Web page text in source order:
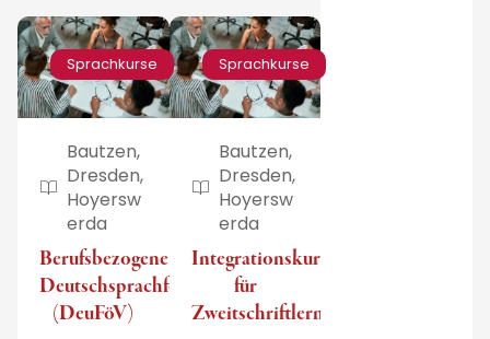
Sprachkurse
Bautzen,
Dresden,
Hoyersw
erda
Berufsbezogene
Deutschsprachförderung
(DeuFöV)
Sprachkurse
Bautzen,
Dresden,
Hoyersw
erda
Integrationskurs
für
Zweitschriftlernende